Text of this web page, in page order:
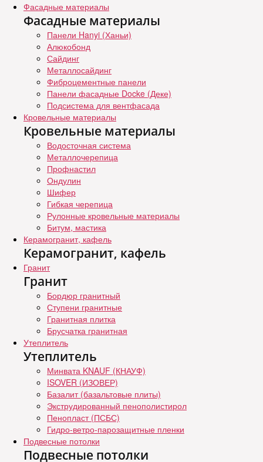
Фасадные материалы
Фасадные материалы
Панели Hanyi (Ханьи)
Алюкобонд
Сайдинг
Металлосайдинг
Фиброцементные панели
Панели фасадные Docke (Деке)
Подсистема для вентфасада
Кровельные материалы
Кровельные материалы
Водосточная система
Металлочерепица
Профнастил
Ондулин
Шифер
Гибкая черепица
Рулонные кровельные материалы
Битум, мастика
Керамогранит, кафель
Керамогранит, кафель
Гранит
Гранит
Бордюр гранитный
Ступени гранитные
Гранитная плитка
Брусчатка гранитная
Утеплитель
Утеплитель
Минвата KNAUF (КНАУФ)
ISOVER (ИЗОВЕР)
Базалит (базальтовые плиты)
Экструдированный пенополистирол
Пенопласт (ПСБС)
Гидро-ветро-парозащитные пленки
Подвесные потолки
Подвесные потолки